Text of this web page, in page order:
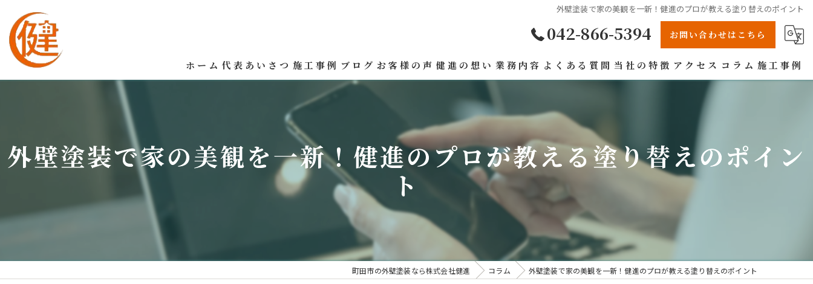
外壁塗装で家の美観を一新！健進のプロが教える塗り替えのポイント
042-866-5394 お問い合わせはこちら
ホーム 代表あいさつ 施工事例 ブログ お客様の声 健進の想い 業務内容 よくある質問 当社の特徴
屋根
アクセス コラム 施工事例
外壁塗装で家の美観を一新！健進のプロが教える塗り替えのポイン
ト
町田市の外壁塗装なら株式会社健進 コラム 外壁塗装で家の美観を一新！健進のプロが教える塗り替えのポイント